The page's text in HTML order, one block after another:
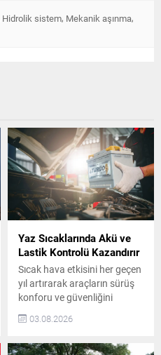
Hidrolik sistem, Mekanik aşınma,
Yaz Sıcaklarında Akü ve
Lastik Kontrolü Kazandırır
Sıcak hava etkisini her geçen
yıl artırarak araçların sürüş
konforu ve güvenliğini
asfalt sıcaklıkları lastik
03.08.2026